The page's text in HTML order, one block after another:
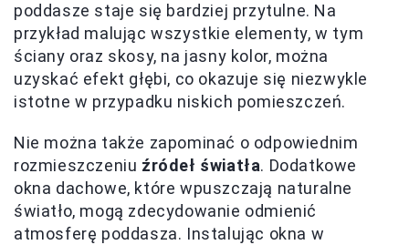
poddasze staje się bardziej przytulne. Na
przykład malując wszystkie elementy, w tym
ściany oraz skosy, na jasny kolor, można
uzyskać efekt głębi, co okazuje się niezwykle
istotne w przypadku niskich pomieszczeń.
Nie można także zapominać o odpowiednim
rozmieszczeniu źródeł światła. Dodatkowe
okna dachowe, które wpuszczają naturalne
światło, mogą zdecydowanie odmienić
atmosferę poddasza. Instalując okna w